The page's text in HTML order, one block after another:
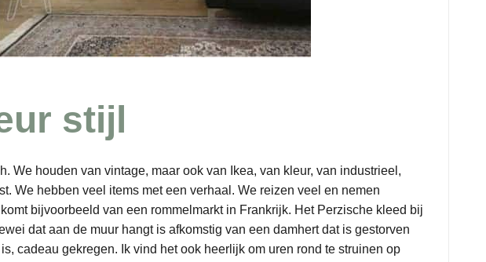
stijl
We houden van vintage, maar ook van Ikea, van kleur, van industrieel,
We hebben veel items met een verhaal. We reizen veel en nemen
bijvoorbeeld van een rommelmarkt in Frankrijk. Het Perzische kleed bij
dat aan de muur hangt is afkomstig van een damhert dat is gestorven
cadeau gekregen. Ik vind het ook heerlijk om uren rond te struinen op